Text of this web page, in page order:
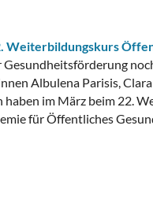
Weiterbildungskurs
Albulena Parisis,
haben im März beim 22.
für Öffentliches